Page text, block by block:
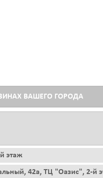
ВАШЕГО ГОРОДА
этаж
42а, ТЦ "Оазис", 2-й